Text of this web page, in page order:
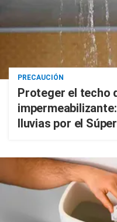
PRECAUCIÓN
Proteger el techo
lluvias por el